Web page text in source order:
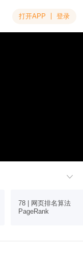
打开APP 登录

78 | 网页排名算法
PageRank